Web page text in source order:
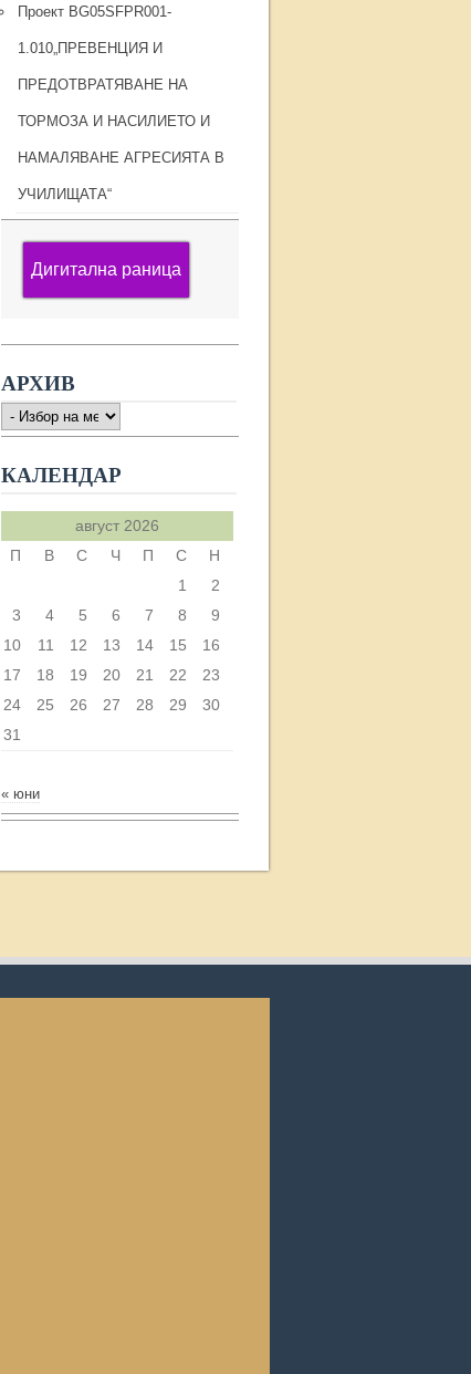
Проект BG05SFPR001-
1.010„ПРЕВЕНЦИЯ И
ПРЕДОТВРАТЯВАНЕ НА
ТОРМОЗА И НАСИЛИЕТО И
НАМАЛЯВАНЕ АГРЕСИЯТА В
УЧИЛИЩАТА“
Дигитална раница
АРХИВ
АРХИВ
КАЛЕНДАР
август 2026
П
В С Ч П С
Н
1
2
3
4 5 6 7 8
9
10
11 12 13 14 15
16
17
18 19 20 21 22
23
24
25 26 27 28 29
30
31
« юни